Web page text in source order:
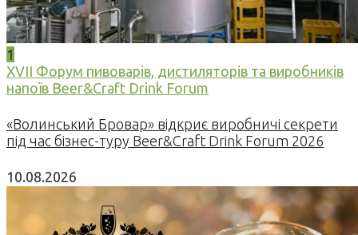
1
XVII Форум пивоварів, дистиляторів та виробників
напоїв Beer&Craft Drink Forum
«Волинський Бровар» відкриє виробничі секрети
під час бізнес-туру Beer&Craft Drink Forum 2026
10.08.2026